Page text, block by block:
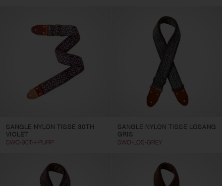
SANGLE NYLON TISSE 30TH
VIOLET
SWO-30TH-PURP
SANGLE NYLON TISSE LOSANG
GRIS
SWO-LOS-GREY